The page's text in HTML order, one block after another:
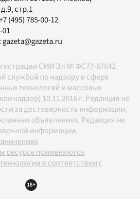
стр.1
(495) 785-00-12
01
gazeta@gazeta.ru
СМИ Эл № ФС77-67642
службой по надзору в сфере
технологий и массовых
10.11.2016 г. Редакция не
за достоверность информации,
объявлениях. Редакция не
информации.
ресурсе применяются
в соответствии с
18+